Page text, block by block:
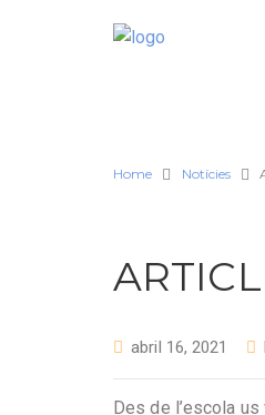
Home Notícies
abril 16, 2021
Des de l’escola